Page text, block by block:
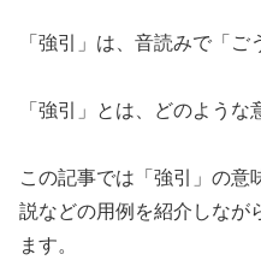
「強引」は、音読みで「ご
「強引」とは、どのような
この記事では「強引」の意
説などの用例を紹介しなが
ます。